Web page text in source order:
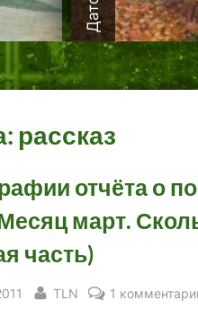
рассказ
отчёта о
март.
часть)
By
TLN 1